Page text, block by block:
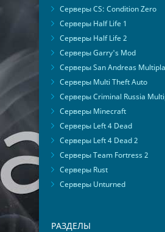
Серверы CS: Condition Zero
Серверы Half Life 1
Серверы Half Life 2
Серверы Garry's Mod
Серверы San Andreas
Серверы Multi Theft Auto
Серверы Criminal Russia
Серверы Minecraft
Серверы Left 4 Dead
Серверы Left 4 Dead 2
Серверы Team Fortress 2
Серверы Rust
Серверы Unturned
РАЗДЕЛЫ